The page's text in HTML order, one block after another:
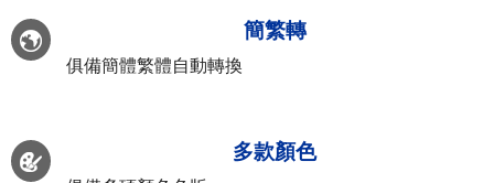
簡繁轉
俱備簡體繁體自動轉換
多款顏色